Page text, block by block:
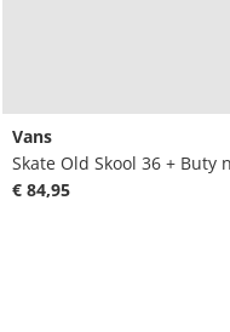
Vans
Skate Old Skool 36 + Buty
€ 84,95